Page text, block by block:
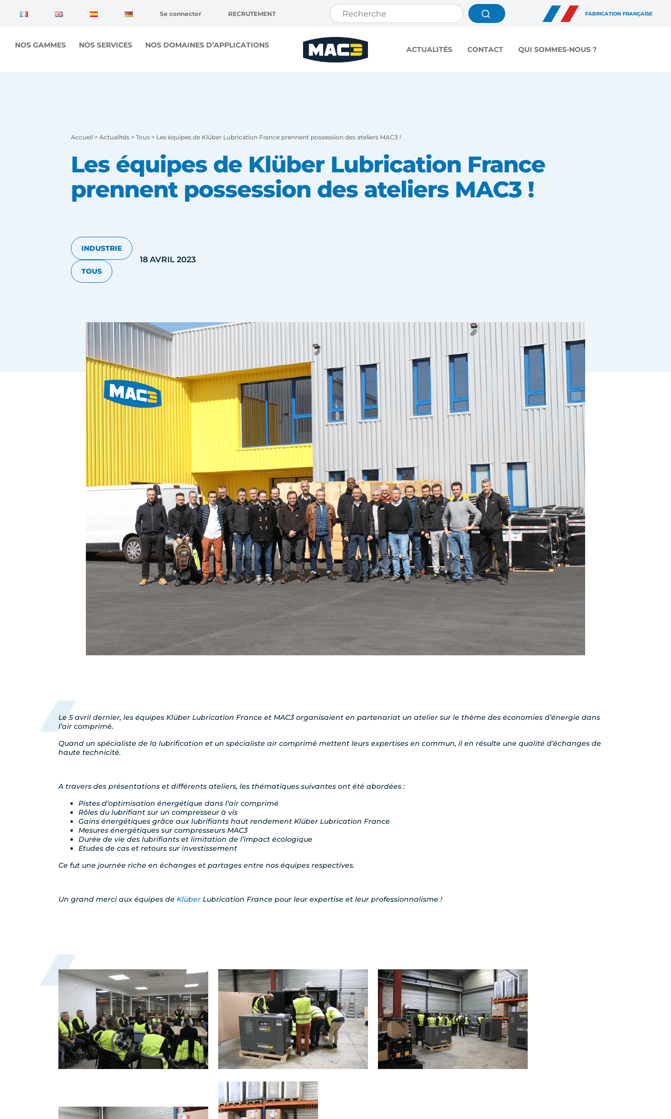
FABRICATION FRANÇAISE
Se connecter RECRUTEMENT
NOS GAMMES NOS SERVICES NOS DOMAINES D’APPLICATIONS ACTUALITÉS CONTACT QUI SOMMES-NOUS ?
Accueil > Actualités > Tous > Les équipes de Klüber Lubrication France prennent possession des ateliers MAC3 !
Les équipes de Klüber Lubrication France
prennent possession des ateliers MAC3 !
INDUSTRIE
TOUS
18 AVRIL 2023
Le 5 avril dernier, les équipes Klüber Lubrication France et MAC3 organisaient en partenariat un atelier sur le thème des économies d’énergie dans
l’air comprimé.
Quand un spécialiste de la lubrification et un spécialiste air comprimé mettent leurs expertises en commun, il en résulte une qualité d’échanges de
haute technicité.
A travers des présentations et différents ateliers, les thématiques suivantes ont été abordées :
Pistes d’optimisation énergétique dans l’air comprimé
Rôles du lubrifiant sur un compresseur à vis
Gains énergétiques grâce aux lubrifiants haut rendement Klüber Lubrication France
Mesures énergétiques sur compresseurs MAC3
Durée de vie des lubrifiants et limitation de l’impact écologique
Etudes de cas et retours sur investissement
Ce fut une journée riche en échanges et partages entre nos équipes respectives.
Un grand merci aux équipes de Klüber Lubrication France pour leur expertise et leur professionnalisme !